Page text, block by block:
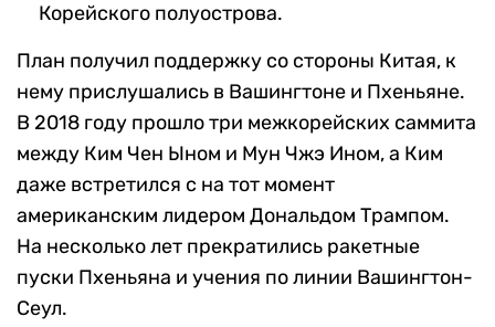
Корейского полуострова.
План получил поддержку со стороны Китая, к
нему прислушались в Вашингтоне и Пхеньяне.
В 2018 году прошло три межкорейских саммита
между Ким Чен Ыном и Мун Чжэ Ином, а Ким
даже встретился с на тот момент
американским лидером Дональдом Трампом.
На несколько лет прекратились ракетные
пуски Пхеньяна и учения по линии Вашингтон-
Сеул.